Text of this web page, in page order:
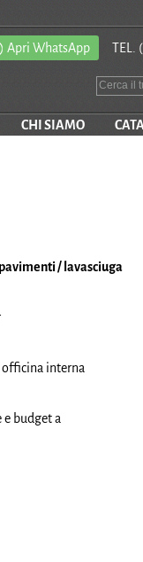
Apri WhatsApp TEL.
CHI SIAMO
/ lavasciuga
officina interna
budget a